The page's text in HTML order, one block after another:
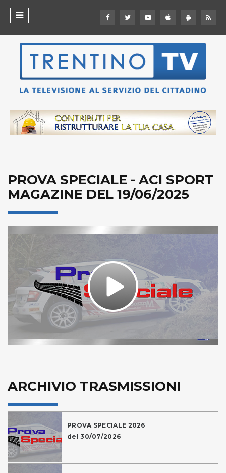
PROVA SPECIALE - ACI SPORT
MAGAZINE DEL 19/06/2025
Play
Video
ARCHIVIO TRASMISSIONI
PROVA SPECIALE 2026
del 30/07/2026